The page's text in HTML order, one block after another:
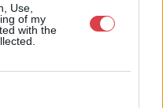
Use,
of my
with the